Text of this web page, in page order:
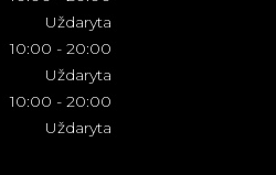
Uždaryta
10:00 - 20:00
Uždaryta
10:00 - 20:00
Uždaryta